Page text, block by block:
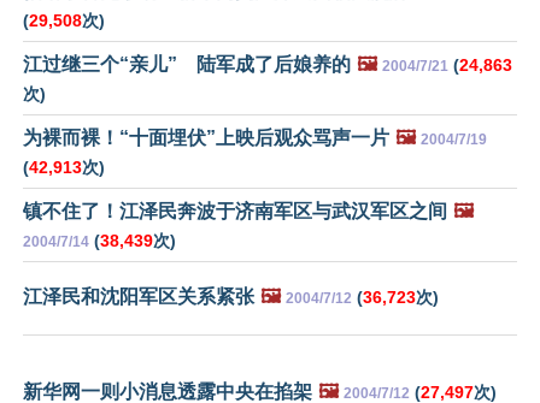
(29,508次)
江过继三个“亲儿” 陆军成了后娘养的 🖼️ 2004/7/21 (24,863
次)
为裸而裸！“十面埋伏”上映后观众骂声一片 🖼️ 2004/7/19
(42,913次)
镇不住了！江泽民奔波于济南军区与武汉军区之间 🖼️
2004/7/14 (38,439次)
江泽民和沈阳军区关系紧张 🖼️ 2004/7/12 (36,723次)
新华网一则小消息透露中央在掐架 🖼️ 2004/7/12 (27,497次)